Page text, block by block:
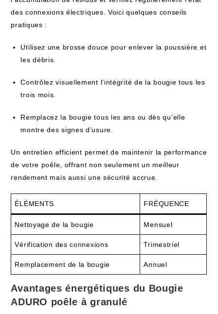
des connexions électriques. Voici quelques conseils
pratiques :
Utilisez une brosse douce pour enlever la poussière et
les débris.
Contrôlez visuellement l’intégrité de la bougie tous les
trois mois.
Remplacez la bougie tous les ans ou dès qu’elle
montre des signes d’usure.
Un entretien efficient permet de maintenir la performance
de votre poêle, offrant non seulement un meilleur
rendement mais aussi une sécurité accrue.
ÉLÉMENTS FRÉQUENCE
Nettoyage de la bougie Mensuel
Vérification des connexions Trimestriel
Remplacement de la bougie Annuel
Avantages énergétiques du Bougie
ADURO poêle à granulé